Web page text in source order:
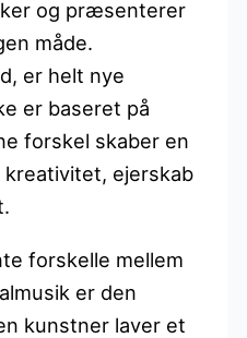
og præsenterer
måde.
er helt nye
er baseret på
forskel skaber en
ejerskab
forskelle mellem
er den
kunstner laver et